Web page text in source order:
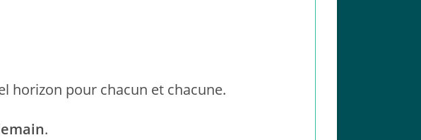
horizon pour chacun et chacune.
.